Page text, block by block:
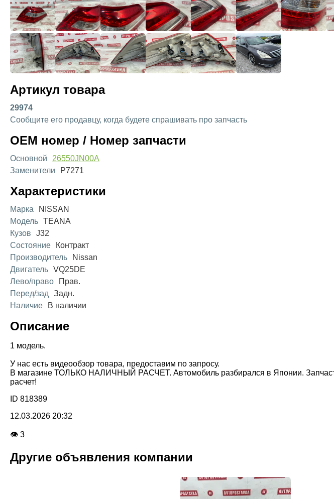
Артикул товара
29974
Сообщите его продавцу, когда будете спрашивать про запчасть
OEM номер / Номер запчасти
Основной
26550JN00A
Заменители
P7271
Характеристики
Марка
NISSAN
Модель TEANA
Кузов
J32
Состояние
Контракт
Производитель
Nissan
Двигатель VQ25DE
Лево/право
Прав.
Перед/зад
Задн.
Наличие
В наличии
Описание
1 модель.
У нас есть видеообзор товара, предоставим по запросу.
В магазине ТОЛЬКО НАЛИЧНЫЙ РАСЧЕТ. Автомобиль разбирался в Японии.
расчет!
ID 818389
12.03.2026 20:32
👁 3
Другие объявления компании